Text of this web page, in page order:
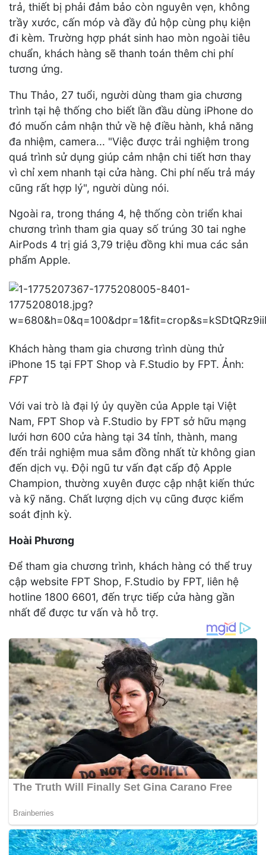
trả, thiết bị phải đảm bảo còn nguyên vẹn, không
trầy xước, cấn móp và đầy đủ hộp cùng phụ kiện
đi kèm. Trường hợp phát sinh hao mòn ngoài tiêu
chuẩn, khách hàng sẽ thanh toán thêm chi phí
tương ứng.
Thu Thảo, 27 tuổi, người dùng tham gia chương
trình tại hệ thống cho biết lần đầu dùng iPhone do
đó muốn cảm nhận thử về hệ điều hành, khả năng
đa nhiệm, camera... "Việc được trải nghiệm trong
quá trình sử dụng giúp cảm nhận chi tiết hơn thay
vì chỉ xem nhanh tại cửa hàng. Chi phí nếu trả máy
cũng rất hợp lý", người dùng nói.
Ngoài ra, trong tháng 4, hệ thống còn triển khai
chương trình tham gia quay số trúng 30 tai nghe
AirPods 4 trị giá 3,79 triệu đồng khi mua các sản
phẩm Apple.
Khách hàng tham gia chương trình dùng thử
iPhone 15 tại FPT Shop và F.Studio by FPT. Ảnh:
FPT
Với vai trò là đại lý ủy quyền của Apple tại Việt
Nam, FPT Shop và F.Studio by FPT sở hữu mạng
lưới hơn 600 cửa hàng tại 34 tỉnh, thành, mang
đến trải nghiệm mua sắm đồng nhất từ không gian
đến dịch vụ. Đội ngũ tư vấn đạt cấp độ Apple
Champion, thường xuyên được cập nhật kiến thức
và kỹ năng. Chất lượng dịch vụ cũng được kiểm
soát định kỳ.
Hoài Phương
Để tham gia chương trình, khách hàng có thể truy
cập website FPT Shop, F.Studio by FPT, liên hệ
hotline 1800 6601, đến trực tiếp cửa hàng gần
nhất để được tư vấn và hỗ trợ.